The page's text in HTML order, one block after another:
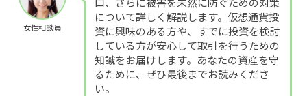
女性相談員
について詳しく解説します。仮想通貨投
資に興味のある方や、すでに投資を検討
している方が安心して取引を行うための
知識をお届けします。あなたの資産を守
るために、ぜひ最後までお読みくださ
い。